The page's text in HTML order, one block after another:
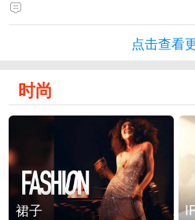
点击查看
时尚
裙子